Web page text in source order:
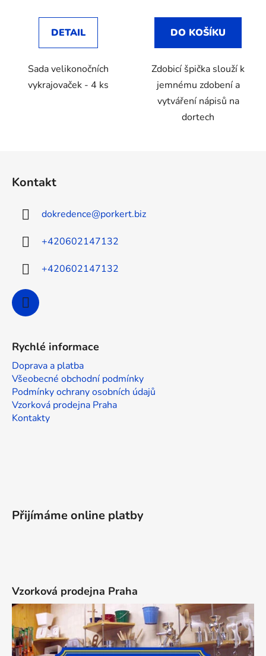
DETAIL
Sada velikonočních
vykrajovaček - 4 ks
DO KOŠÍKU
Zdobicí špička slouží k
jemnému zdobení a
vytváření nápisů na
dortech
Kontakt
dokredence@porkert.biz
+420602147132
+420602147132
Rychlé informace
Doprava a platba
Všeobecné obchodní podmínky
Podmínky ochrany osobních údajů
Vzorková prodejna Praha
Kontakty
Přijímáme online platby
Vzorková prodejna Praha